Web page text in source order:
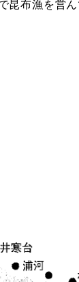
昆布漁を営ん